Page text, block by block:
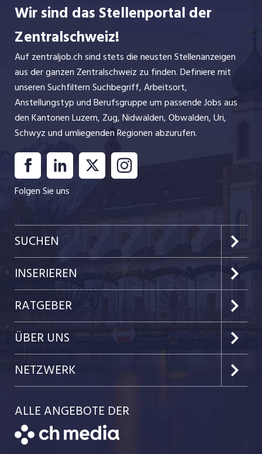
Wir sind das Stellenportal der
Zentralschweiz!
Auf zentraljob.ch sind stets die neusten Stellenanzeigen
aus der ganzen Zentralschweiz zu finden. Definiere mit
unseren Suchfiltern Suchbegriff, Arbeitsort,
Anstellungstyp und Berufsgruppe um passende Jobs aus
den Kantonen Luzern, Zug, Nidwalden, Obwalden, Uri,
Schwyz und umliegenden Regionen abzurufen.
Folgen Sie uns
SUCHEN
Kanton Luzern
Kanton Zug
Kanton Nidwalden
Kanton Obwalden
Kanton Schwyz
Festanstellungen
INSERIEREN
Preise & Leistungen
Kundenlogin
Einzelinserat disponieren
Schnittstelle
Bewerber-Cockpit
RATGEBER
Job-News
Job-Tipps
Job-Storys
Job-Coach
Bewerbung
ÜBER UNS
Portrait
Jobs bei der CH Media
NETZWERK
CH Media
ALLE ANGEBOTE DER